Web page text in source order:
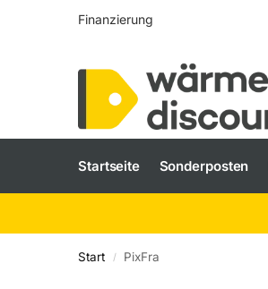
Finanzierung
Startseite Sonderposten
Start / PixFra